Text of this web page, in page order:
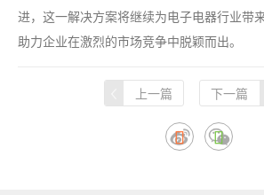
进，这一解决方案将继续为电子电器行业带
助力企业在激烈的市场竞争中脱颖而出。
上一篇 下一篇